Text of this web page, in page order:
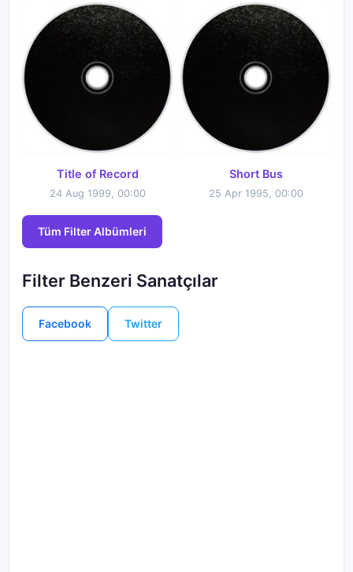
Title of Record
24 Aug 1999, 00:00
Short Bus
25 Apr 1995, 00:00
Tüm Filter Albümleri
Filter Benzeri Sanatçılar
Facebook Twitter